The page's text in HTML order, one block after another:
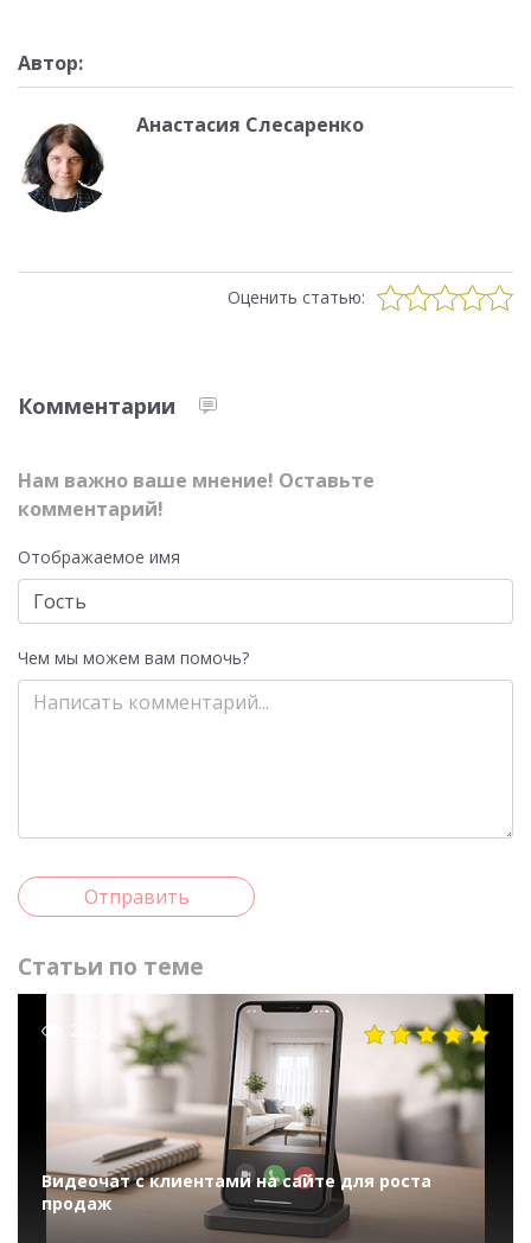
Автор:
Анастасия Слесаренко
Оценить статью:
Комментарии
Нам важно ваше мнение! Оставьте
комментарий!
Отображаемое имя
Чем мы можем вам помочь?
Отправить
Статьи по теме
Видеочат с клиентами на сайте для роста
продаж